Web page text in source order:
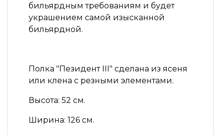
бильярдным требованиям и будет
украшением самой изысканной
бильярдной.
Полка "Пезидент III" сделана из ясеня
или клена с резными элементами.
Высота: 52 см.
Ширина: 126 см.